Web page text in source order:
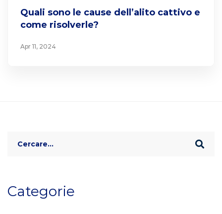
Quali sono le cause dell’alito cattivo e
come risolverle?
Apr 11, 2024
Categorie